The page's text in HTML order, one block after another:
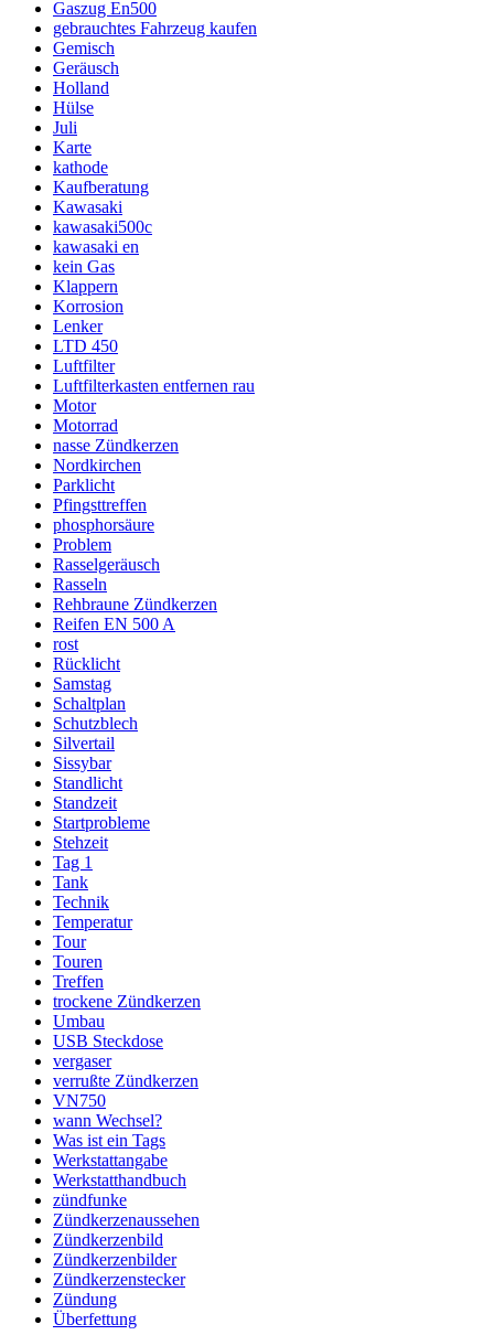
Gaszug En500
gebrauchtes Fahrzeug kaufen
Gemisch
Geräusch
Holland
Hülse
Juli
Karte
kathode
Kaufberatung
Kawasaki
kawasaki500c
kawasaki en
kein Gas
Klappern
Korrosion
Lenker
LTD 450
Luftfilter
Luftfilterkasten entfernen rau
Motor
Motorrad
nasse Zündkerzen
Nordkirchen
Parklicht
Pfingsttreffen
phosphorsäure
Problem
Rasselgeräusch
Rasseln
Rehbraune Zündkerzen
Reifen EN 500 A
rost
Rücklicht
Samstag
Schaltplan
Schutzblech
Silvertail
Sissybar
Standlicht
Standzeit
Startprobleme
Stehzeit
Tag 1
Tank
Technik
Temperatur
Tour
Touren
Treffen
trockene Zündkerzen
Umbau
USB Steckdose
vergaser
verrußte Zündkerzen
VN750
wann Wechsel?
Was ist ein Tags
Werkstattangabe
Werkstatthandbuch
zündfunke
Zündkerzenaussehen
Zündkerzenbild
Zündkerzenbilder
Zündkerzenstecker
Zündung
Überfettung